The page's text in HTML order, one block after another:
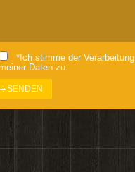
*Ich stimme der Verarbeitung
Daten zu.